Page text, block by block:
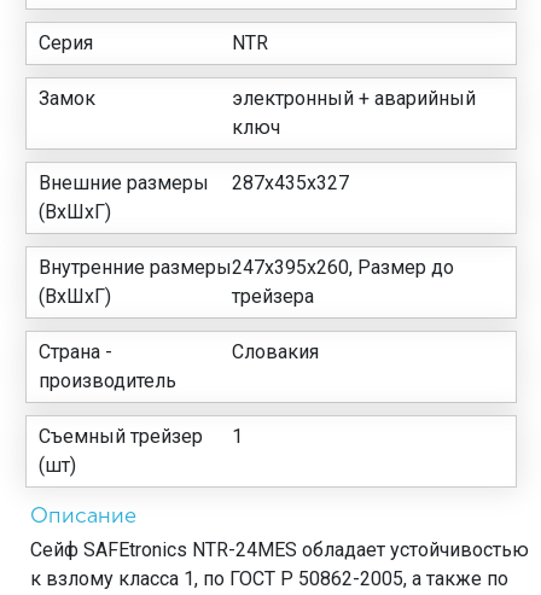
Серия NTR
Замок
электронный + аварийный
ключ
Внешние размеры
(ВхШхГ)
287х435х327
Внутренние размеры
(ВхШхГ)
247х395х260, Размер до
трейзера
Страна -
производитель
Словакия
Съемный трейзер
(шт)
1
Описание
Сейф SAFEtronics NTR-24MES обладает устойчивостью
к взлому класса 1, по ГОСТ Р 50862-2005, а также по